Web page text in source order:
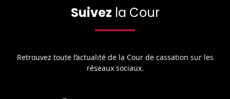
Suivez la Cour
Retrouvez toute l’actualité de la Cour de cassation sur les
réseaux sociaux.